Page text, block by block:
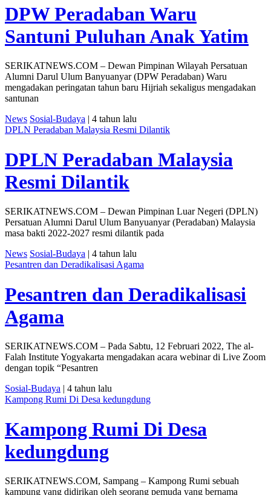
DPW Peradaban Waru
Santuni Puluhan Anak Yatim
SERIKATNEWS.COM – Dewan Pimpinan Wilayah Persatuan
Alumni Darul Ulum Banyuanyar (DPW Peradaban) Waru
mengadakan peringatan tahun baru Hijriah sekaligus mengadakan
santunan
News Sosial-Budaya | 4 tahun lalu
DPLN Peradaban Malaysia Resmi Dilantik
DPLN Peradaban Malaysia
Resmi Dilantik
SERIKATNEWS.COM – Dewan Pimpinan Luar Negeri (DPLN)
Persatuan Alumni Darul Ulum Banyuanyar (Peradaban) Malaysia
masa bakti 2022-2027 resmi dilantik pada
News Sosial-Budaya | 4 tahun lalu
Pesantren dan Deradikalisasi Agama
Pesantren dan Deradikalisasi
Agama
SERIKATNEWS.COM – Pada Sabtu, 12 Februari 2022, The al-
Falah Institute Yogyakarta mengadakan acara webinar di Live Zoom
dengan topik “Pesantren
Sosial-Budaya | 4 tahun lalu
Kampong Rumi Di Desa kedungdung
Kampong Rumi Di Desa
kedungdung
SERIKATNEWS.COM, Sampang – Kampong Rumi sebuah
kampung yang didirikan oleh seorang pemuda yang bernama